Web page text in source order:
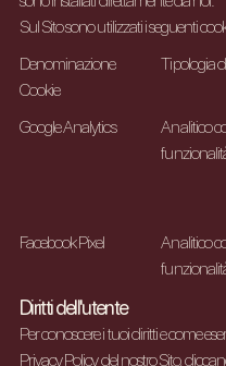
Sul Sito sono utilizzati i seguenti
Denominazione
Cookie
Google Analytics
Facebook Pixel
Tipologia
Analitico
Analitico
Diritti dell'utente
Per conoscere i tuoi diritti e come
Privacy Policy del nostro Sito,